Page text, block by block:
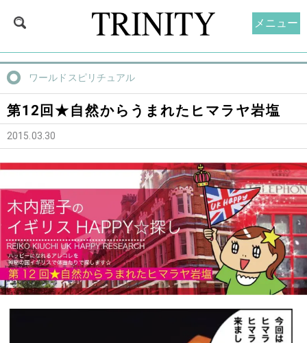
ワールドスピリチュアル
第12回★自然からうまれたヒマラヤ岩塩
2015.03.30
メニュー